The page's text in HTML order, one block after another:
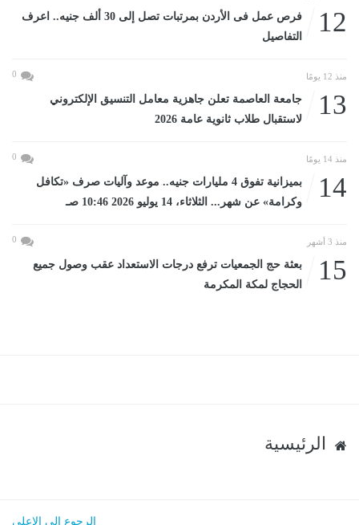
12
فرص عمل فى الأردن بمرتبات تصل إلى 30 ألف جنيه.. اعرف
التفاصيل
منذ 12 يومًا 0
13
جامعة العاصمة تعلن جاهزية معامل التنسيق الإلكتروني
لاستقبال طلاب ثانوية عامة 2026
منذ 14 يومًا 0
14
بميزانية تفوق 4 مليارات جنيه.. موعد وآليات صرف «تكافل
وكرامة» عن شهر... الثلاثاء، 14 يوليو 2026 10:46 صـ
منذ 3 أشهر 0
15
بعثة حج الجمعيات ترفع درجات الاستعداد عقب وصول جميع
الحجاج لمكة المكرمة
الرئيسية
الرجوع الى الاعلى